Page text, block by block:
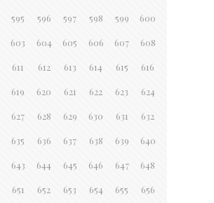
595 596 597 598 599 600
603 604 605 606 607 608
611 612 613 614 615 616
619 620 621 622 623 624
627 628 629 630 631 632
635 636 637 638 639 640
643 644 645 646 647 648
651 652 653 654 655 656